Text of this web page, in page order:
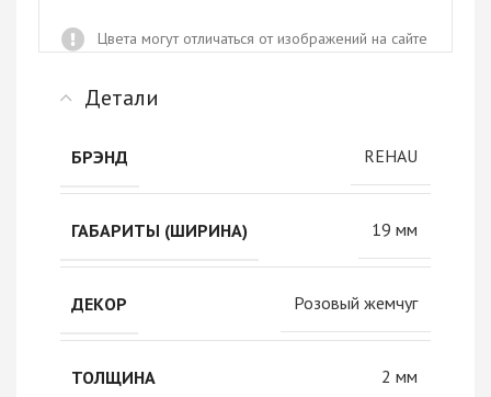
Цвета могут отличаться от изображений на сайте
Детали
БРЭНД REHAU
ГАБАРИТЫ (ШИРИНА) 19 мм
ДЕКОР Розовый жемчуг
ТОЛЩИНА 2 мм